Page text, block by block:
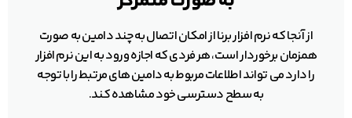
از آنجا که نرم افزار برنا از امکان اتصال به چند دامین به صورت
همزمان برخوردار است، هر فردی که اجازه ورود به این نرم افزار
را دارد می تواند اطلاعات مربوط به دامین های مرتبط را با توجه
به سطح دسترسی خود مشاهده کند.